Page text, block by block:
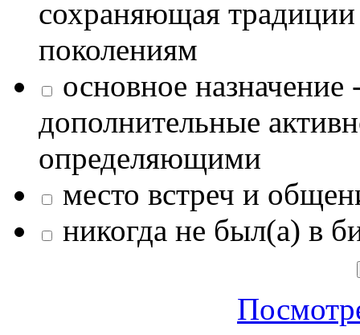
сохраняющая
поколениям
основное назначение
дополнительные
определяющими
место встреч и
никогда не был(а) в